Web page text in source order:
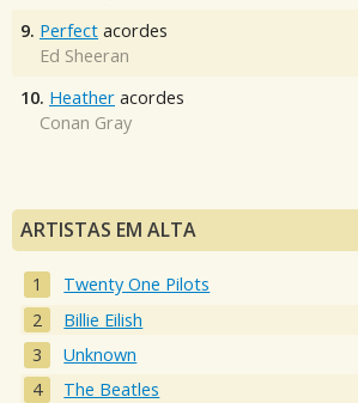
9. Perfect acordes
Ed Sheeran
10. Heather acordes
Conan Gray
ARTISTAS EM ALTA
Twenty One Pilots
Billie Eilish
Unknown
The Beatles